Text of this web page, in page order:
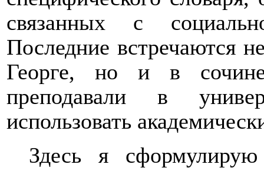
связанных с
Последние встречаются
Георге, но и в
преподавали в
использовать
Здесь я